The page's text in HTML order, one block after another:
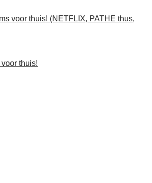
voor thuis! (NETFLIX, PATHE thus,
thuis!